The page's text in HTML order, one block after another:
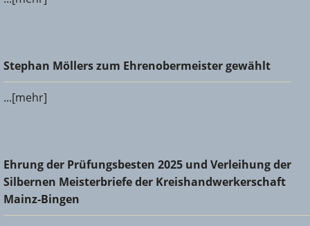
Stephan Möllers zum Ehrenobermeister gewählt
Stephan Möllers zum Ehrenobermeister gewählt
...[mehr]
Ehrung der Prüfungsbesten 2025 und Verleihung der
Silbernen Meisterbriefe der Kreishandwerkerschaft Mainz-
Bingen
Ehrung der Prüfungsbesten 2025 und Verleihung der
Silbernen Meisterbriefe der Kreishandwerkerschaft
Mainz-Bingen